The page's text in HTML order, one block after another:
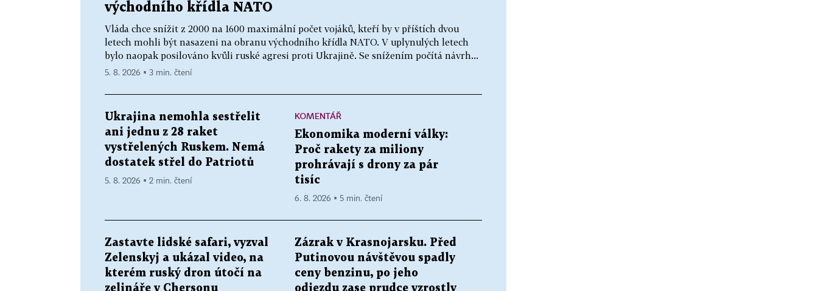
východního křídla NATO
Vláda chce snížit z 2000 na 1600 maximální počet vojáků, kteří by v příštích dvou
letech mohli být nasazeni na obranu východního křídla NATO. V uplynulých letech
bylo naopak posilováno kvůli ruské agresi proti Ukrajině. Se snížením počítá návrh...
5. 8. 2026 ▪ 3 min. čtení
Ukrajina nemohla sestřelit
ani jednu z 28 raket
vystřelených Ruskem. Nemá
dostatek střel do Patriotů
5. 8. 2026 ▪ 2 min. čtení
KOMENTÁŘ
Ekonomika moderní války:
Proč rakety za miliony
prohrávají s drony za pár
tisíc
6. 8. 2026 ▪ 5 min. čtení
Zastavte lidské safari, vyzval
Zelenskyj a ukázal video, na
kterém ruský dron útočí na
zelináře v Chersonu
Zázrak v Krasnojarsku. Před
Putinovou návštěvou spadly
ceny benzinu, po jeho
odjezdu zase prudce vzrostly